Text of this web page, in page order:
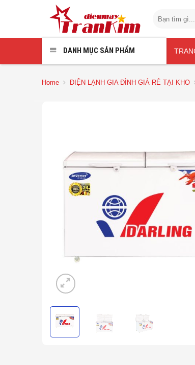
dung
DANH MỤC SẢN PHẨM
Home ĐIỆN LẠNH GIA ĐÌNH GIÁ RẺ TẠI KHO